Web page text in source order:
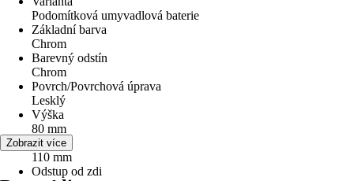
Podomítková umyvadlová baterie
Základní barva
Chrom
Barevný odstín
Chrom
Povrch/Povrchová úprava
Lesklý
Výška
80 mm
Šířka
110 mm
Odstup od zdi
Zobrazit více